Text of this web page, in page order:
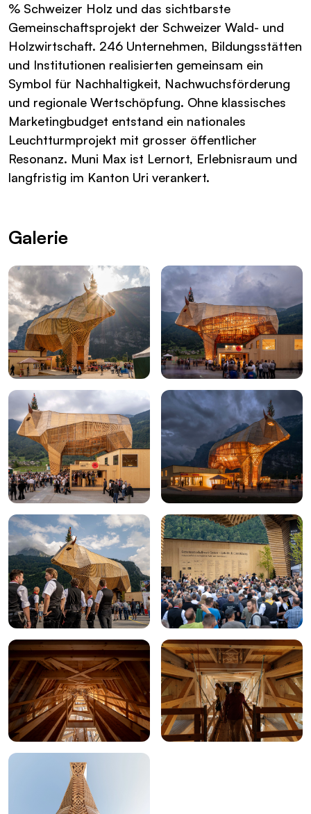
% Schweizer Holz und das sichtbarste
Gemeinschaftsprojekt der Schweizer Wald- und
Holzwirtschaft. 246 Unternehmen, Bildungsstätten
und Institutionen realisierten gemeinsam ein
Symbol für Nachhaltigkeit, Nachwuchsförderung
und regionale Wertschöpfung. Ohne klassisches
Marketingbudget entstand ein nationales
Leuchtturmprojekt mit grosser öffentlicher
Resonanz. Muni Max ist Lernort, Erlebnisraum und
langfristig im Kanton Uri verankert.
Galerie